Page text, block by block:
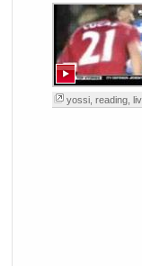
yossi, reading,